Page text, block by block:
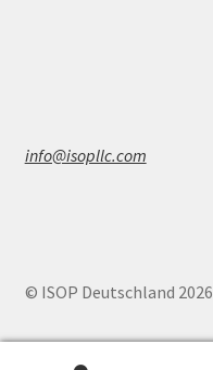
info@isopllc.com
© ISOP Deutschland 2026